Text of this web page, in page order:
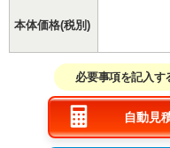
本体価格(税別)
必要事項を記入す
自動見